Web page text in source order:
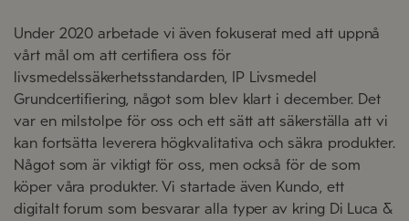
Under 2020 arbetade vi även fokuserat med att uppnå
vårt mål om att certifiera oss för
livsmedelssäkerhetsstandarden, IP Livsmedel
Grundcertifiering, något som blev klart i december. Det
var en milstolpe för oss och ett sätt att säkerställa att vi
kan fortsätta leverera högkvalitativa och säkra produkter.
Något som är viktigt för oss, men också för de som
köper våra produkter. Vi startade även Kundo, ett
digitalt forum som besvarar alla typer av kring Di Luca &